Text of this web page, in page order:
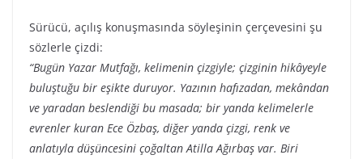
Sürücü, açılış konuşmasında söyleşinin çerçevesini şu
sözlerle çizdi:
“Bugün Yazar Mutfağı, kelimenin çizgiyle; çizginin hikâyeyle
buluştuğu bir eşikte duruyor. Yazının hafızadan, mekândan
ve yaradan beslendiği bu masada; bir yanda kelimelerle
evrenler kuran Ece Özbaş, diğer yanda çizgi, renk ve
anlatıyla düşüncesini çoğaltan Atilla Ağırbaş var. Biri